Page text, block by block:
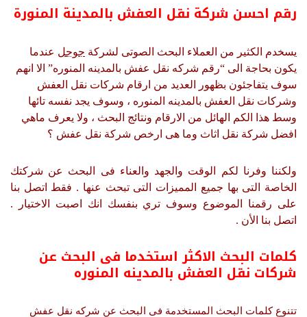
رقم احسن شركة نقل العفش بالمدينة المنورة
يسخدم الكثير من العملاء البحث الصوتى لشركة جوجل عندما
يكون بحاجة الى “رقم شركه نقل عفش بالمدينه المنوره” الا انهم
سوف يتفاجئون بظهور العديد من ارقام شركات نقل العفش
وشركات نقل العفش بالمدينه المنوره ، وسوف يجد نفسه تائها
وسط هذا الكم الهائل من الارقام ونتائج البحث ، ولا يعرف ماهي
افضل شركة نقل اثاث وما هى ارخص شركة نقل عفش ؟
ولكننا وفرنا لكم الوقت والجهد والعناء فى البحث عن شركتك
الخاصة التى بها جميع المميزات التى تبحث عنها . فقط اتصل بنا
على رقمنا الموضوع وسوف تري بنفسك انك اصبت الاختيار .
اتصل بنا الأن .
كلمات البحث الاكثر استخدما فى البحث عن
شركات نقل العفش بالمدينه المنوره
تتنوع كلمات البحث المستخدمة فى البحث عن شركه نقل عفش